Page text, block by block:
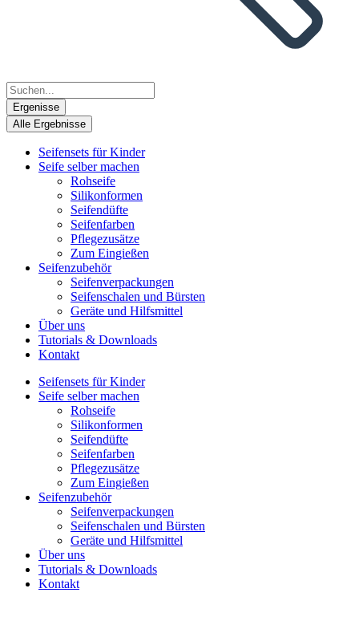
Ergenisse
Alle Ergebnisse
Seifensets für Kinder
Seife selber machen
Rohseife
Silikonformen
Seifendüfte
Seifenfarben
Pflegezusätze
Zum Eingießen
Seifenzubehör
Seifenverpackungen
Seifenschalen und Bürsten
Geräte und Hilfsmittel
Über uns
Tutorials & Downloads
Kontakt
Seifensets für Kinder
Seife selber machen
Rohseife
Silikonformen
Seifendüfte
Seifenfarben
Pflegezusätze
Zum Eingießen
Seifenzubehör
Seifenverpackungen
Seifenschalen und Bürsten
Geräte und Hilfsmittel
Über uns
Tutorials & Downloads
Kontakt